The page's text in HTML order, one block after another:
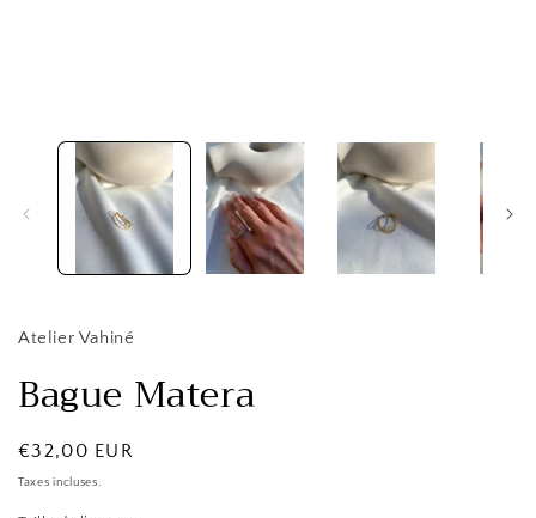
Atelier Vahiné
Bague Matera
Prix
habituel
€32,00 EUR
Taxes incluses.